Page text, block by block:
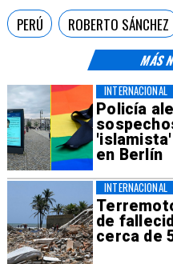
MÁS
Policía
en Berlín
INTERNACIONAL
de
cerca de
INTERNACIONAL
PERÚ ROBERTO SÁNCHEZ